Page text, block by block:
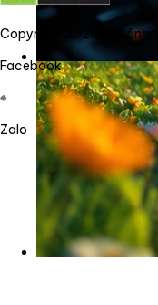
Copyright 2026 @ Công
Facebook
Zalo